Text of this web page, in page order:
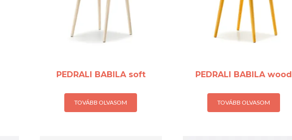
PEDRALI BABILA soft
TOVÁBB OLVASOM
PEDRALI BABILA wood
TOVÁBB OLVASOM